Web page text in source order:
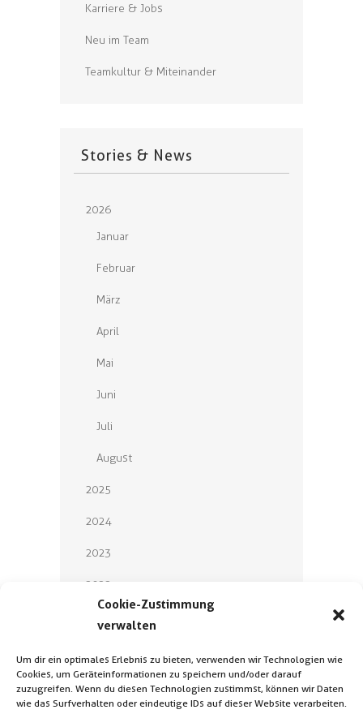
Cookie-Zustimmung
verwalten
Um dir ein optimales Erlebnis zu bieten, verwenden wir Technologien wie
Cookies, um Geräteinformationen zu speichern und/oder darauf
zuzugreifen. Wenn du diesen Technologien zustimmst, können wir Daten
wie das Surfverhalten oder eindeutige IDs auf dieser Website verarbeiten.
Karriere & Jobs
Neu im Team
Teamkultur & Miteinander
Stories & News
2026
Januar
Februar
März
April
Mai
Juni
Juli
August
2025
2024
2023
2022
2019
2018